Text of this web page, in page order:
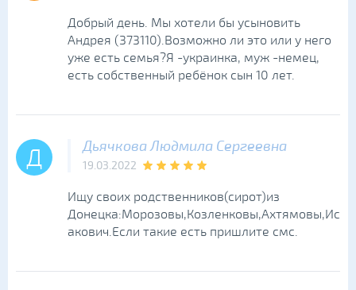
Добрый день. Мы хотели бы усыновить
Андрея (373110).Возможно ли это или у него
уже есть семья?Я -украинка, муж -немец,
есть собственный ребёнок сын 10 лет.
Д Дьячкова Людмила Сергеевна
19.03.2022
Ищу своих родственников(сирот)из
Донецка:Морозовы,Козленковы,Ахтямовы,Ис
акович.Если такие есть пришлите смс.